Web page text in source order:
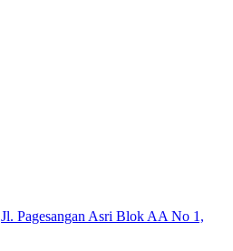
Jl. Pagesangan Asri Blok AA No 1,